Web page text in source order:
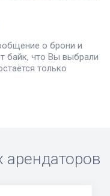
о брони и
байк, что Вы выбрали
только